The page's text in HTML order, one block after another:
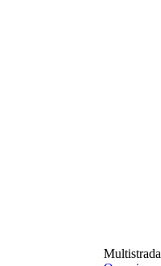
Multistrada